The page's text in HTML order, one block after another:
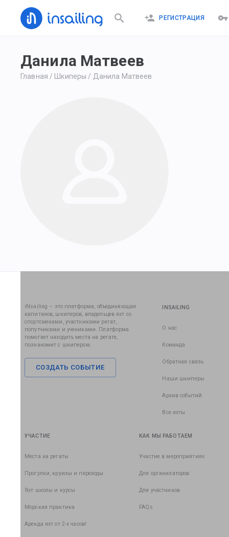
РЕГИСТРАЦИЯ
Данила Матвеев
Главная / Шкиперы / Данила Матвеев
iNsailing – это платформа, объединяющая
капитанов, шкиперов, владельцев яхт со
спортсменами, участниками регат,
попутчиками и учениками. Платформа
помогает находить места на регате,
познакомит с шкипером.
СОЗДАТЬ СОБЫТИЕ
INSAILING
О нас
Команда
Обратная связь
Наши шкиперы
Архив событий
Все яхты
УЧАСТИЕ
Места на регаты
Прогулки, круизы и переходы
Яхт школы и курсы
Морская практика
Аренда яхт от 2-х часов!
КАК МЫ РАБОТАЕМ
Участие в мероприятиях
Для организаторов
Для участников
FAQs